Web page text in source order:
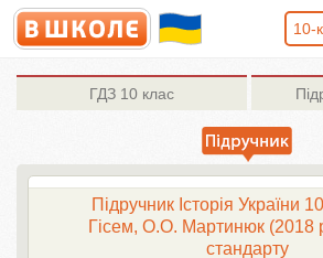
10-
ГДЗ 10 клас
Підручник Історія України
Гісем, О.О. Мартинюк (2018
стандарту